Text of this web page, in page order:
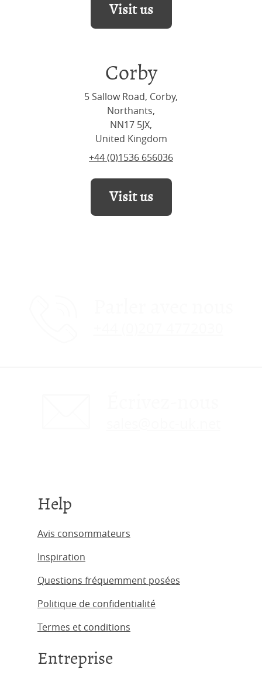
Visit us
Corby
5 Sallow Road, Corby,
Northants,
NN17 5JX,
United Kingdom
+44 (0)1536 656036
Visit us
Help
Avis consommateurs
Inspiration
Questions fréquemment posées
Politique de confidentialité
Termes et conditions
Entreprise